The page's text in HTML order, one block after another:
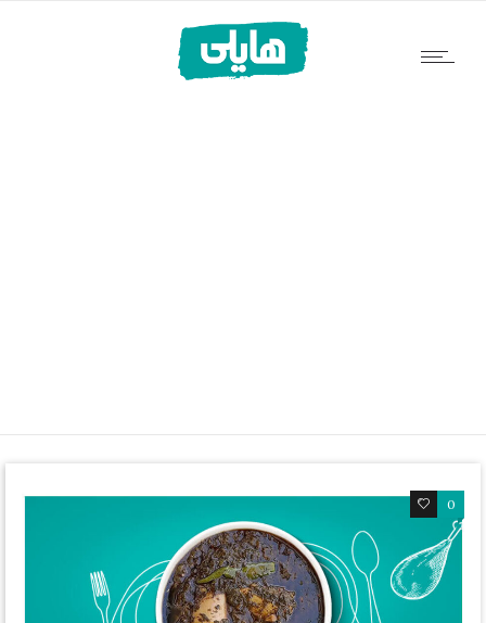
0
0